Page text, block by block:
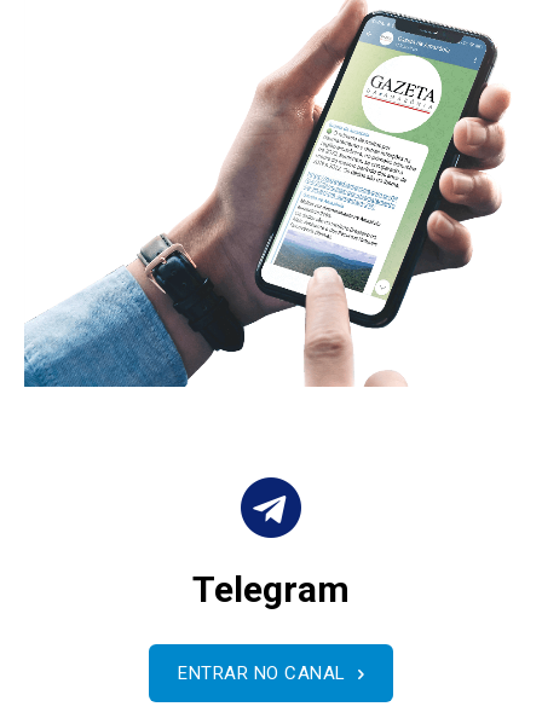
Telegram
ENTRAR NO CANAL